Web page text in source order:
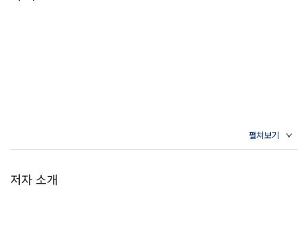
저자 소개